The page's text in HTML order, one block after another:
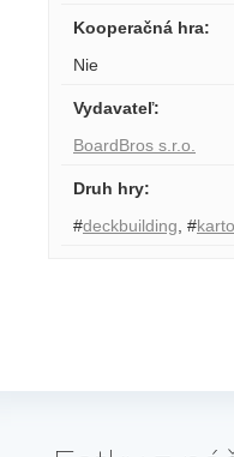
Kooperačná hra:
Nie
Vydavateľ:
BoardBros s.r.o.
Druh hry:
#deckbuilding #